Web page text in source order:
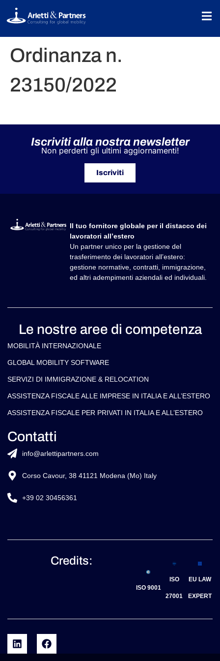
Ordinanza n.
23150/2022
Iscriviti alla nostra newsletter
Non perderti gli ultimi aggiornamenti!
Iscriviti
Il tuo fornitore globale per il distacco dei
lavoratori all’estero
Un partner unico per la gestione del
trasferimento dei lavoratori all’estero:
gestione normative, contratti, immigrazione,
ed altri adempimenti aziendali ed individuali.
Le nostre aree di competenza
MOBILITÀ INTERNAZIONALE
GLOBAL MOBILITY SOFTWARE​
SERVIZI DI IMMIGRAZIONE & RELOCATION
ASSISTENZA FISCALE ALLE IMPRESE IN ITALIA E ALL’ESTERO
ASSISTENZA FISCALE PER PRIVATI IN ITALIA E ALL’ESTERO
Contatti
info@arlettipartners.com
Corso Cavour, 38 41121 Modena (Mo) Italy
+39 02 30456361
Credits:
ISO 9001
ISO
27001
EU LAW
EXPERT